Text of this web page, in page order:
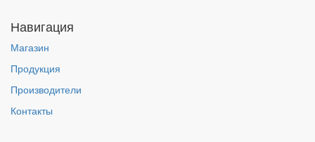
Навигация
Магазин
Продукция
Производители
Контакты